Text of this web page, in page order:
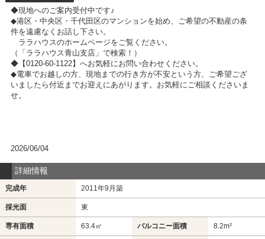
◆現地へのご案内受付中です♪
◆港区・中央区・千代田区のマンションを始め、ご希望の不動産の条
件を遠慮なくお話し下さい。
ララハウスのホームページをご覧ください。
（「ララハウス青山支店」で検索！）
◆【0120-60-1122】へお気軽にお問い合わせください。
◆電車でお越しの方、現地までの行き方が不安という方、ご希望ござ
いましたら付近までお迎えにあがります。お気軽にご相談くださいま
せ。
2026/06/04
詳細情報
完成年 2011年9月築
採光面 東
専有面積 63.4㎡ バルコニー面積 8.2m²